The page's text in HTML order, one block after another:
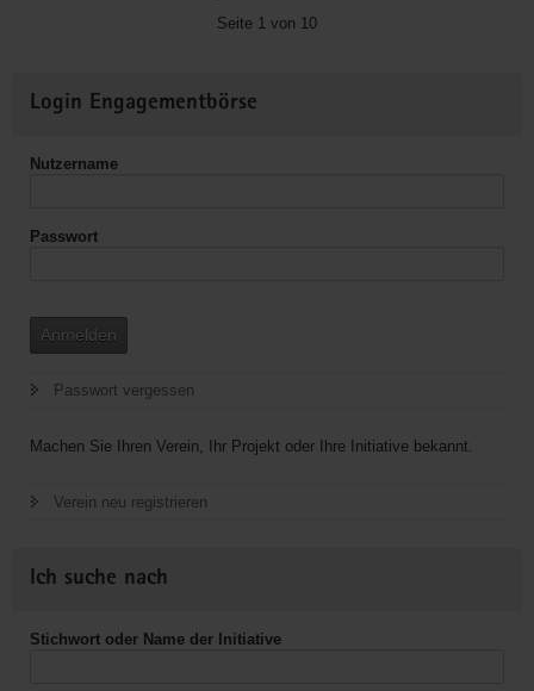
Seite 1 von 10
Informationen
Login Engagementbörse
Nutzername
Passwort
Anmelden
Passwort vergessen
Machen Sie Ihren Verein, Ihr Projekt oder Ihre Initiative bekannt.
Verein neu registrieren
Ich suche nach
Stichwort oder Name der Initiative